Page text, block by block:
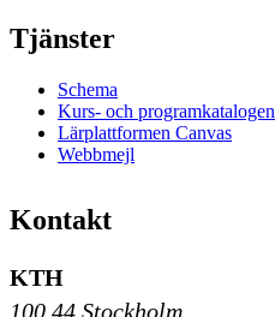
Tjänster
Schema
Kurs- och programkatalogen
Lärplattformen Canvas
Webbmejl
Kontakt
KTH
100 44 Stockholm